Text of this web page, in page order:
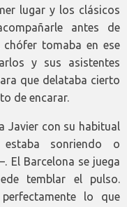
lugar y los clásicos
antes de
tomaba en ese
y sus asistentes
que delataba cierto
de encarar.
Javier con su habitual
sonriendo o
El Barcelona se juega
temblar el pulso.
lo que